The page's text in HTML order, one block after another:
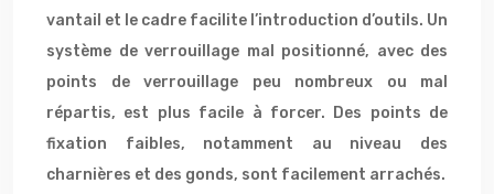
vantail et le cadre facilite l’introduction d’outils. Un
système de verrouillage mal positionné, avec des
points de verrouillage peu nombreux ou mal
répartis, est plus facile à forcer. Des points de
fixation faibles, notamment au niveau des
charnières et des gonds, sont facilement arrachés.